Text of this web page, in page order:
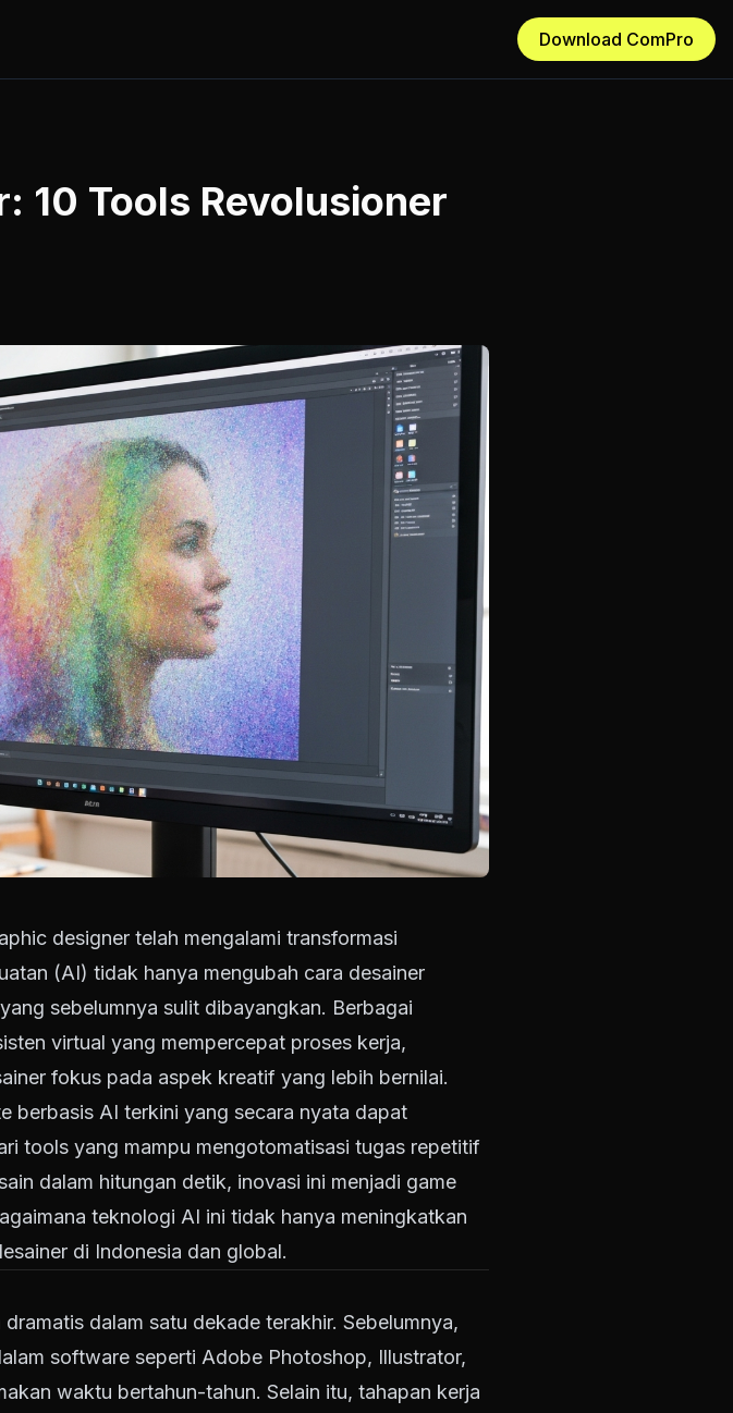
Download ComPro
10 Tools Revolusioner
designer telah mengalami transformasi
(AI) tidak hanya mengubah cara desainer
sebelumnya sulit dibayangkan. Berbagai
virtual yang mempercepat proses kerja,
fokus pada aspek kreatif yang lebih bernilai.
berbasis AI terkini yang secara nyata dapat
tools yang mampu mengotomatisasi tugas repetitif
dalam hitungan detik, inovasi ini menjadi game
teknologi AI ini tidak hanya meningkatkan
di Indonesia dan global.
dalam satu dekade terakhir. Sebelumnya,
software seperti Adobe Photoshop, Illustrator,
waktu bertahun-tahun. Selain itu, tahapan kerja